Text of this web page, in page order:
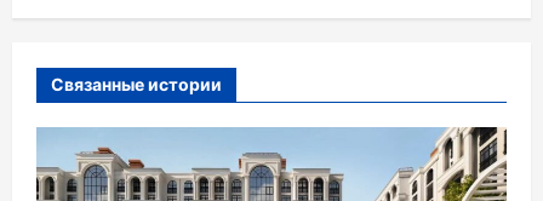
я
п
з
Связанные истории